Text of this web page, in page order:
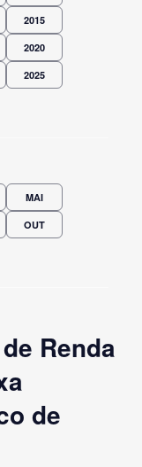
2015
2020
2025
MAI
OUT
Renda
de